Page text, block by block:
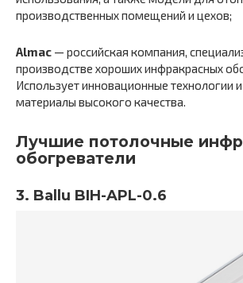
производственных помещений и цехов;
Almac — российская компания,
производстве хороших инфракрасных
Использует инновационные технологии
материалы высокого качества.
Лучшие потолочные
обогреватели
3. Ballu BIH-APL-0.6